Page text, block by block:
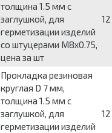
толщина 1.5 мм с
заглушкой, для
герметизации изделий
со штуцерами М8х0.75,
цена за шт
12
Прокладка резиновая
круглая D 7 мм,
толщина 1.5 мм с
заглушкой, для
герметизации изделий
12